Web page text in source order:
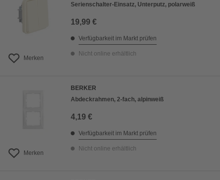
Merken
Serienschalter-Einsatz, Unterputz, polarweiß
19,99 €
Verfügbarkeit im Markt prüfen
Nicht online erhältlich
Merken
BERKER
Abdeckrahmen, 2-fach, alpinweiß
4,19 €
Verfügbarkeit im Markt prüfen
Nicht online erhältlich